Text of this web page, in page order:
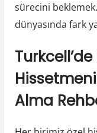
sürecini
dünyasında fark
Alma